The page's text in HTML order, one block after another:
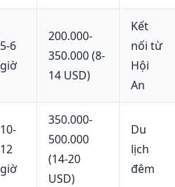
5-6
giờ
200.000-
350.000 (8-
14 USD)
Kết
nối từ
Hội
An
10-
12
giờ
350.000-
500.000
(14-20
USD)
Du
lịch
đêm